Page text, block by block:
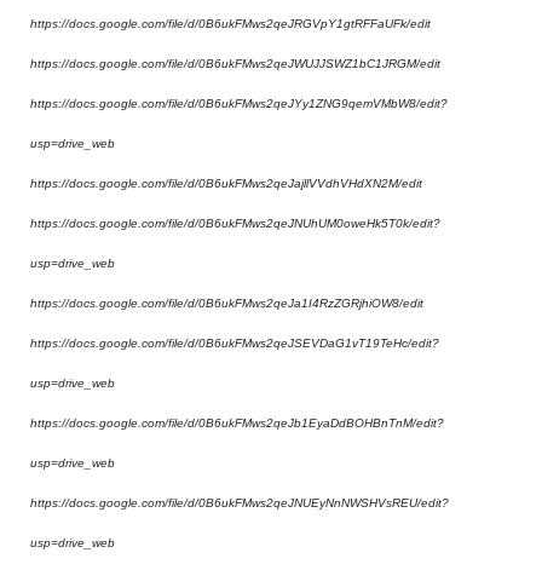
https://docs.google.com/file/d/0B6ukFMws2qeJRGVpY1gtRFFaUFk/edit
https://docs.google.com/file/d/0B6ukFMws2qeJWUJJSWZ1bC1JRGM/edit
https://docs.google.com/file/d/0B6ukFMws2qeJYy1ZNG9qemVMbW8/edit?
usp=drive_web
https://docs.google.com/file/d/0B6ukFMws2qeJajllVVdhVHdXN2M/edit
https://docs.google.com/file/d/0B6ukFMws2qeJNUhUM0oweHk5T0k/edit?
usp=drive_web
https://docs.google.com/file/d/0B6ukFMws2qeJa1I4RzZGRjhiOW8/edit
https://docs.google.com/file/d/0B6ukFMws2qeJSEVDaG1vT19TeHc/edit?
usp=drive_web
https://docs.google.com/file/d/0B6ukFMws2qeJb1EyaDdBOHBnTnM/edit?
usp=drive_web
https://docs.google.com/file/d/0B6ukFMws2qeJNUEyNnNWSHVsREU/edit?
usp=drive_web